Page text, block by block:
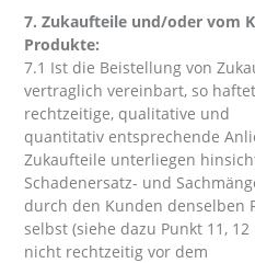
7. Zukaufteile und/oder vom
Produkte:
7.1 Ist die Beistellung von
vertraglich vereinbart, so
rechtzeitige, qualitative und
quantitativ entsprechende
Zukaufteile unterliegen
Schadenersatz- und
durch den Kunden denselben
selbst (siehe dazu Punkt 11,
nicht rechtzeitig vor dem